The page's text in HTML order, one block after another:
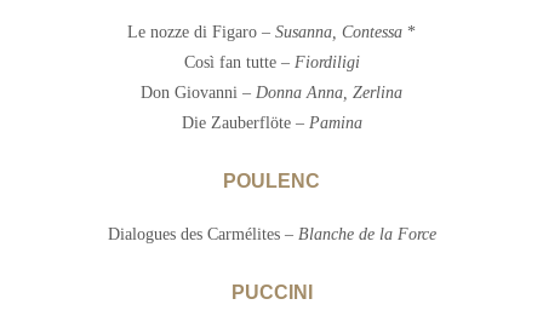
Le nozze di Figaro – Susanna, Contessa *
Così fan tutte – Fiordiligi
Don Giovanni – Donna Anna, Zerlina
Die Zauberflöte – Pamina
POULENC
Dialogues des Carmélites – Blanche de la Force
PUCCINI